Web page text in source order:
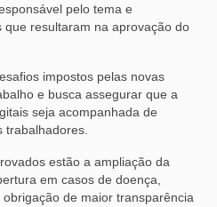
pelo tema e
resultaram na aprovação do
impostos pelas novas
e busca assegurar que a
seja acompanhada de
trabalhadores.
estão a ampliação da
em casos de doença,
de maior transparência